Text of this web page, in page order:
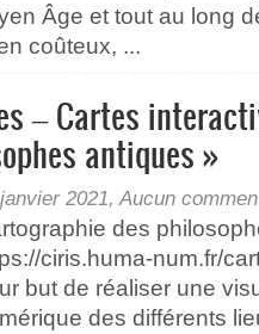
Âge et tout au long
coûteux, ...
– Cartes
antiques »
2021,Aucun
des
ciris.huma-num.fr/
but de réaliser une
des différents